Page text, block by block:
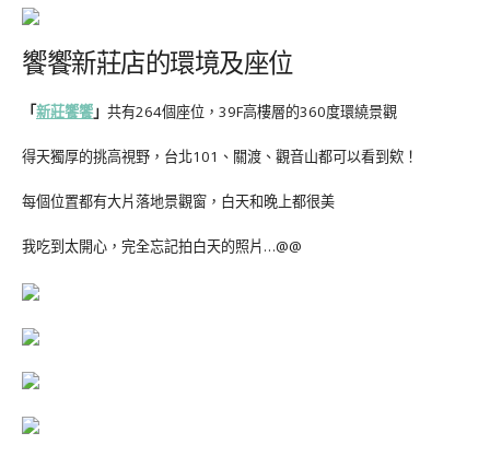
饗饗新莊店的環境及座位
「新莊饗饗」 共有264個座位，39F高樓層的360度環繞景觀
得天獨厚的挑高視野，台北101、關渡、觀音山都可以看到欸！
每個位置都有大片落地景觀窗，白天和晚上都很美
我吃到太開心，完全忘記拍白天的照片…@@